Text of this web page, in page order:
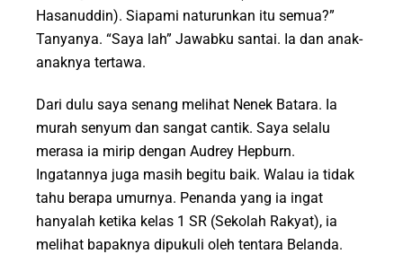
Hasanuddin). Siapami naturunkan itu semua?”
Tanyanya. “Saya lah” Jawabku santai. Ia dan anak-
anaknya tertawa.
Dari dulu saya senang melihat Nenek Batara. Ia
murah senyum dan sangat cantik. Saya selalu
merasa ia mirip dengan Audrey Hepburn.
Ingatannya juga masih begitu baik. Walau ia tidak
tahu berapa umurnya. Penanda yang ia ingat
hanyalah ketika kelas 1 SR (Sekolah Rakyat), ia
melihat bapaknya dipukuli oleh tentara Belanda.